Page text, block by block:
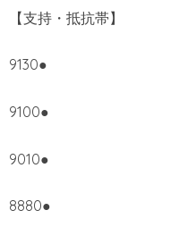
【支持・抵抗帯】
9130●
9100●
9010●
8880●